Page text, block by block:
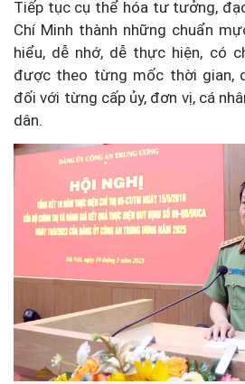
Tiếp tục cụ thể hóa tư tưởng,
Chí Minh thành những chuẩn
hiểu, dễ nhớ, dễ thực hiện, có
được theo từng mốc thời gian,
đối với từng cấp ủy, đơn vị, cá
dân.